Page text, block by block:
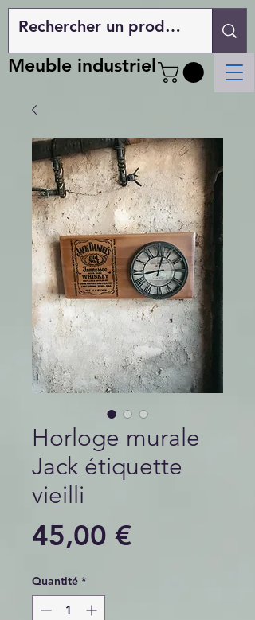
Meuble industriel
Horloge murale
Jack étiquette
vieilli
45,00 €Prix
Quantité *